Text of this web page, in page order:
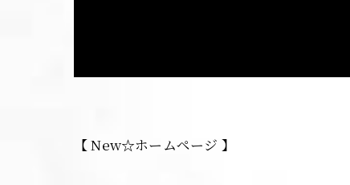
【 New☆ホームページ 】